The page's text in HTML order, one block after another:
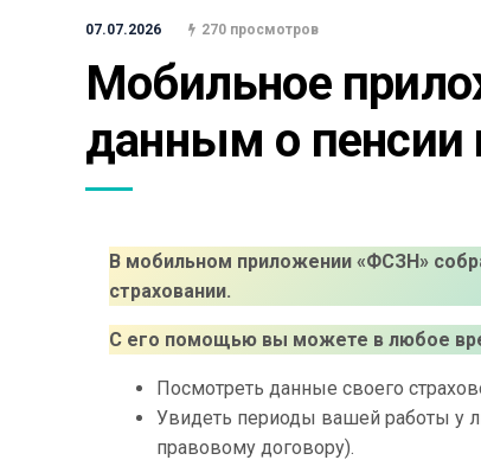
07.07.2026 270 просмотров
Мобильное
данным о пенсии
В мобильном приложении «ФСЗН»
страховании.
С его помощью вы можете в любое
Посмотреть данные своего
Увидеть периоды вашей работы у
правовому договору).